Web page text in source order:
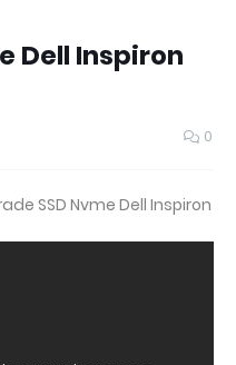
Dell Inspiron
0
SSD Nvme Dell Inspiron